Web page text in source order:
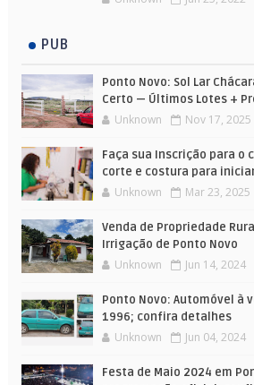
PUB
Ponto Novo: Sol Lar
Certo — Últimos Lotes +
Unknown Nov 17, 2025
Faça sua Inscrição para o
corte e costura para
Unknown Mar 23, 2025
Venda de Propriedade
Irrigação de Ponto Novo
Unknown Jun 14, 2024
Ponto Novo: Automóvel à
1996; confira detalhes
Unknown Jun 04, 2024
Festa de Maio 2024 em